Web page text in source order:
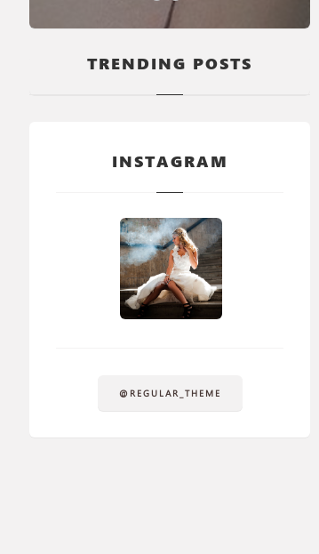
TRENDING POSTS
INSTAGRAM
@REGULAR_THEME